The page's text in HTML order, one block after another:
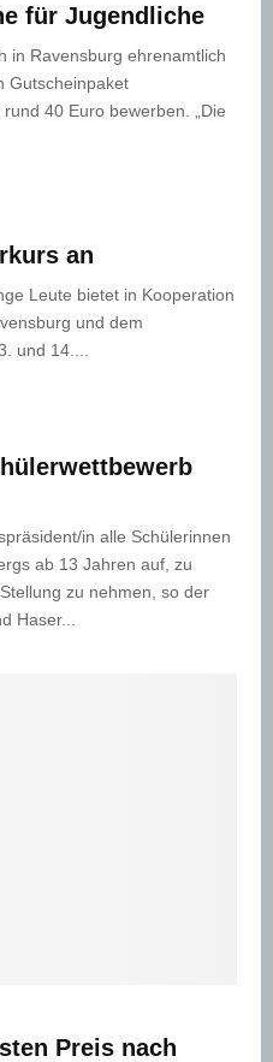
für Jugendliche
in Ravensburg ehrenamtlich
Gutscheinpaket
rund 40 Euro bewerben. „Die
an
Leute bietet in Kooperation
und dem
und 14....
in alle Schülerinnen
ab 13 Jahren auf, zu
zu nehmen, so der
Haser...
Preis nach